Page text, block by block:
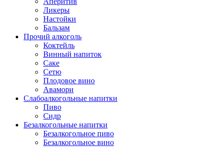
Ликеры
Настойки
Бальзам
Прочий алкоголь
Коктейль
Винный напиток
Саке
Сетю
Плодовое вино
Авамори
Слабоалкогольные напитки
Пиво
Сидр
Безалкогольные напитки
Безалкогольное пиво
Безалкогольное вино